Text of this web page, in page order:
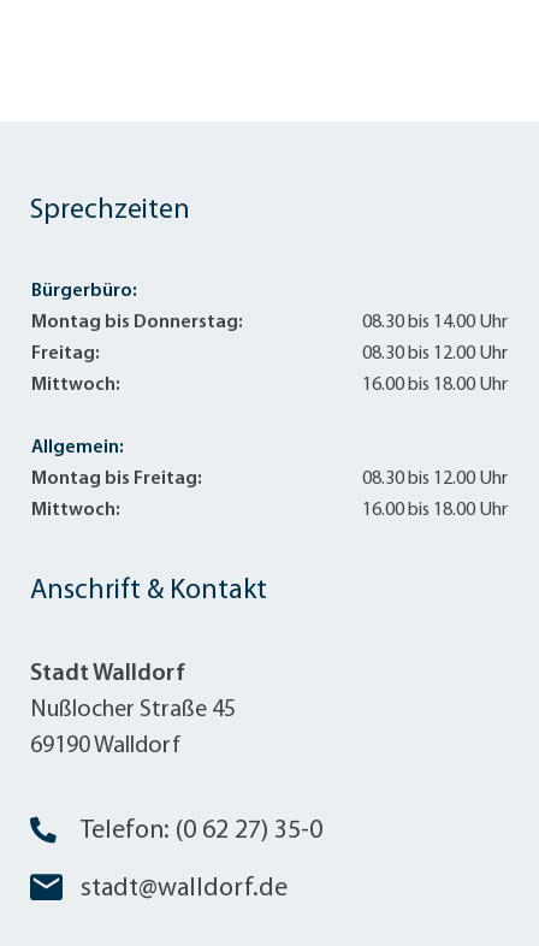
Anschrift & Kontakt
Stadt Walldorf
Nußlocher Straße 45
69190 Walldorf
Telefon: (0 62 27) 35-0
stadt@walldorf.de
Sprechzeiten
Bürgerbüro:
Montag bis Donnerstag:
08.30 bis 14.00 Uhr
Freitag:
08.30 bis 12.00 Uhr
Mittwoch:
16.00 bis 18.00 Uhr
Allgemein:
Montag bis Freitag:
08.30 bis 12.00 Uhr
Mittwoch:
16.00 bis 18.00 Uhr